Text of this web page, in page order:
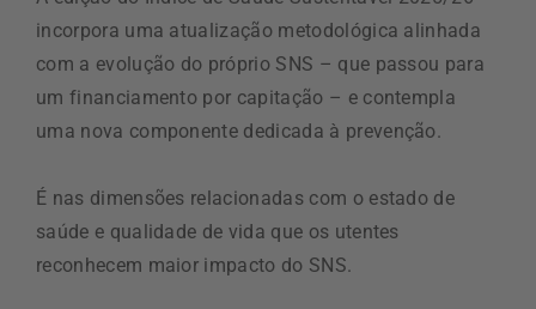
incorpora uma atualização metodológica alinhada
com a evolução do próprio SNS – que passou para
um financiamento por capitação – e contempla
uma nova componente dedicada à prevenção.
É nas dimensões relacionadas com o estado de
saúde e qualidade de vida que os utentes
reconhecem maior impacto do SNS.